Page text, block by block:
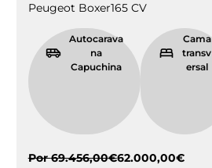
Peugeot Boxer165 CV
Autocarava
na
Capuchina
Cama
transv
ersal
Por69.456,00€62.000,00€